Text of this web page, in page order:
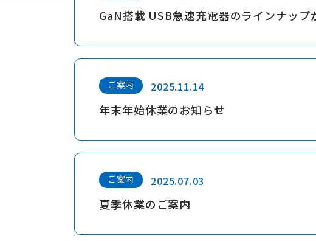
GaN搭載 USB急速充電器のラインナップ
ご案内 2025.11.14
年末年始休業のお知らせ
ご案内 2025.07.03
夏季休業のご案内